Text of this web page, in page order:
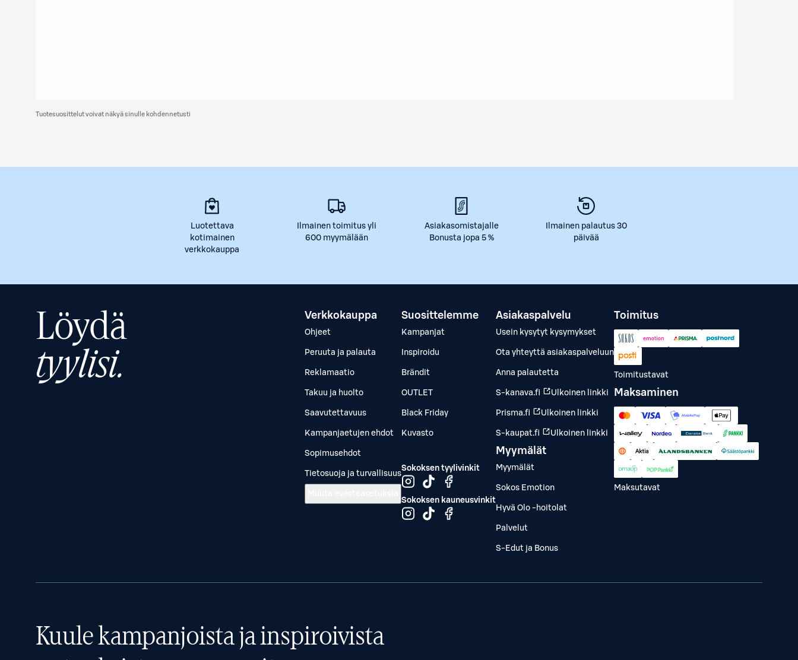
Tuotesuosittelut voivat näkyä sinulle kohdennetusti
Luotettava
kotimainen
verkkokauppa
Ilmainen toimitus yli
600 myymälään
Asiakasomistajalle
Bonusta jopa 5 %
Ilmainen palautus 30
päivää
Löydä
tyylisi.
Verkkokauppa
Ohjeet
Peruuta ja palauta
Reklamaatio
Takuu ja huolto
Saavutettavuus
Kampanjaetujen ehdot
Sopimusehdot
Tietosuoja ja turvallisuus
Suosittelemme
Kampanjat
Inspiroidu
Brändit
OUTLET
Black Friday
Kuvasto
Sokoksen tyylivinkit
Sokoksen kauneusvinkit
Asiakaspalvelu
Usein kysytyt kysymykset
Ota yhteyttä asiakaspalveluun
Anna palautetta
S-kanava.fi Ulkoinen linkki
Prisma.fi Ulkoinen linkki
S-kaupat.fi Ulkoinen linkki
Myymälät
Myymälät
Sokos Emotion
Hyvä Olo -hoitolat
Palvelut
S-Edut ja Bonus
Toimitus
Toimitustavat
Maksaminen
Maksutavat
Kuule kampanjoista ja inspiroivista